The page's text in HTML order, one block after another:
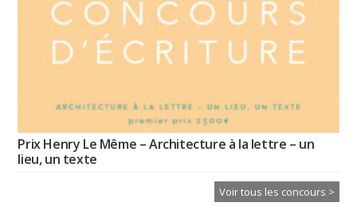
Prix Henry Le Même – Architecture à la lettre – un
lieu, un texte
Voir tous les concours >